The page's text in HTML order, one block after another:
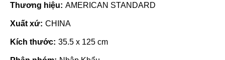
Thương hiệu: AMERICAN STANDARD
Xuất xứ: CHINA
Kích thước: 35.5 x 125 cm